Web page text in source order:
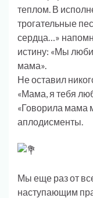
теплом. В
трогательные
сердца…»
истину: «Мы
мама».
Не оставил
«Мама, я тебя
«Говорила мама
аплодисменты.
Мы еще раз от
наступающим